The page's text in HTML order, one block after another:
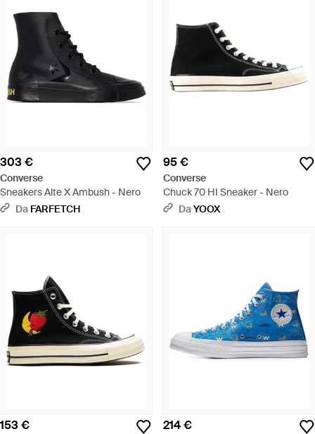
303 €
Converse
Sneakers Alte X Ambush - Nero
Da FARFETCH
95 €
Converse
Chuck 70 HI Sneaker - Nero
DaYOOX
153 € 214 €